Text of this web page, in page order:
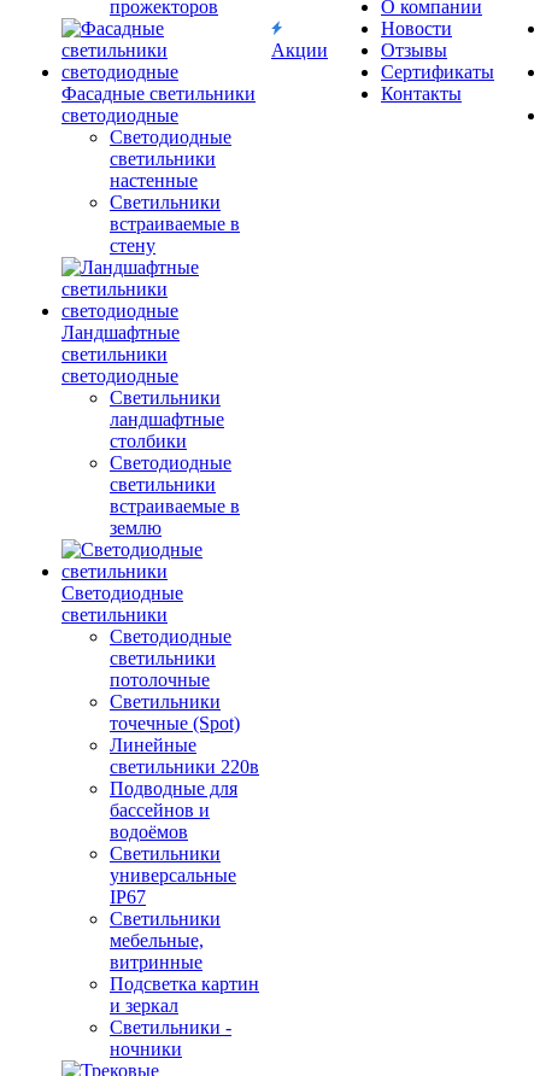
прожекторов
Фасадные светильники
светодиодные
Светодиодные
светильники
настенные
Светильники
встраиваемые в
стену
Ландшафтные
светильники
светодиодные
Светильники
ландшафтные
столбики
Светодиодные
светильники
встраиваемые в
землю
Светодиодные
светильники
Светодиодные
светильники
потолочные
Светильники
точечные (Spot)
Линейные
светильники 220в
Подводные для
бассейнов и
водоёмов
Светильники
универсальные
IP67
Светильники
мебельные,
витринные
Подсветка картин
и зеркал
Светильники -
ночники
Акции
О компании
Новости
Отзывы
Сертификаты
Контакты